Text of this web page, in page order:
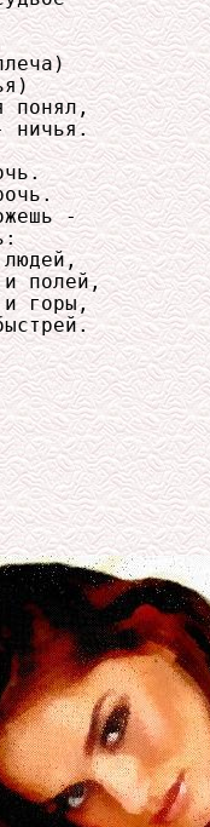
понял,
ничья.
-
полей,
горы,